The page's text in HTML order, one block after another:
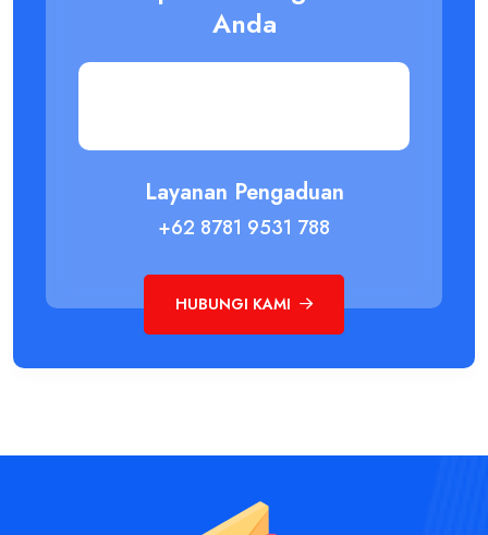
Anda
Layanan Pengaduan
+62 8781 9531 788
HUBUNGI KAMI